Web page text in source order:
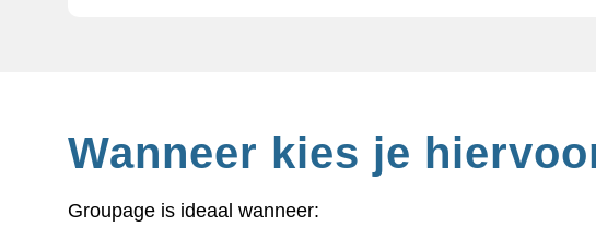
Wanneer kies je
Groupage is ideaal wanneer: